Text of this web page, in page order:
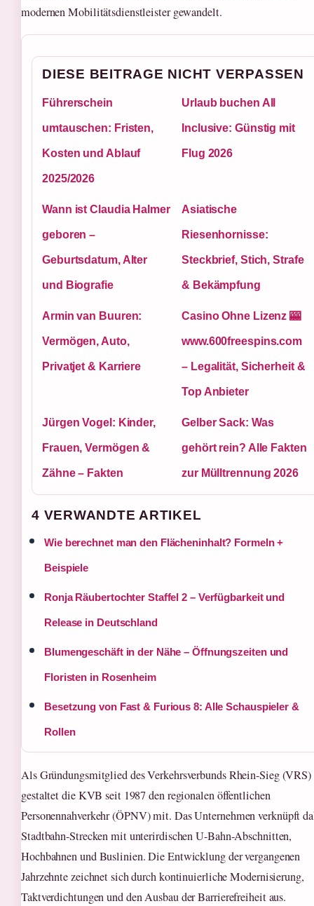
modernen Mobilitätsdienstleister gewandelt.
DIESE BEITRAGE NICHT VERPASSEN
Führerschein
umtauschen: Fristen,
Kosten und Ablauf
2025/2026
Urlaub buchen All
Inclusive: Günstig mit
Flug 2026
Wann ist Claudia Halmer
geboren –
Geburtsdatum, Alter
und Biografie
Asiatische
Riesenhornisse:
Steckbrief, Stich, Strafe
& Bekämpfung
Armin van Buuren:
Vermögen, Auto,
Privatjet & Karriere
Casino Ohne Lizenz 🎰
www.600freespins.com
– Legalität, Sicherheit &
Top Anbieter
Jürgen Vogel: Kinder,
Frauen, Vermögen &
Zähne – Fakten
Gelber Sack: Was
gehört rein? Alle Fakten
zur Mülltrennung 2026
4 VERWANDTE ARTIKEL
Wie berechnet man den Flächeninhalt? Formeln +
Beispiele
Ronja Räubertochter Staffel 2 – Verfügbarkeit und
Release in Deutschland
Blumengeschäft in der Nähe – Öffnungszeiten und
Floristen in Rosenheim
Besetzung von Fast & Furious 8: Alle Schauspieler &
Rollen
Als Gründungsmitglied des Verkehrsverbunds Rhein-Sieg (VRS)
gestaltet die KVB seit 1987 den regionalen öffentlichen
Personennahverkehr (ÖPNV) mit. Das Unternehmen verknüpft
Stadtbahn-Strecken mit unterirdischen U-Bahn-Abschnitten,
Hochbahnen und Buslinien. Die Entwicklung der vergangenen
Jahrzehnte zeichnet sich durch kontinuierliche Modernisierung,
Taktverdichtungen und den Ausbau der Barrierefreiheit aus.